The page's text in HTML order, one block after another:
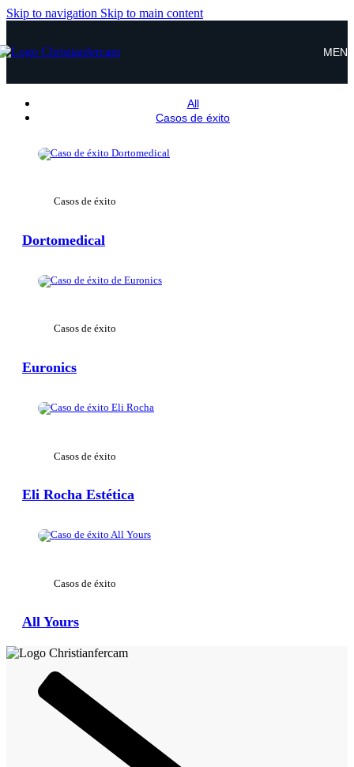
Skip to navigation Skip to main content
All
Casos de éxito
View Large
Casos de éxito
Dortomedical
View Large
Casos de éxito
Euronics
View Large
Casos de éxito
Eli Rocha Estética
View Large
Casos de éxito
All Yours